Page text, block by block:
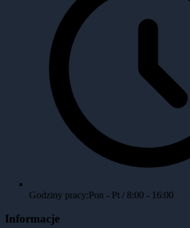
Godziny pracy:Pon - Pt / 8:00 - 16:00
Informacje